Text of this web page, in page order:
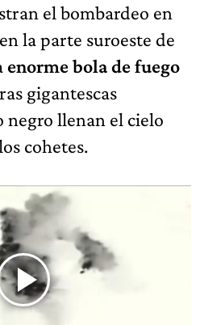
el bombardeo en
la parte suroeste de
enorme bola de fuego
gigantescas
negro llenan el cielo
cohetes.